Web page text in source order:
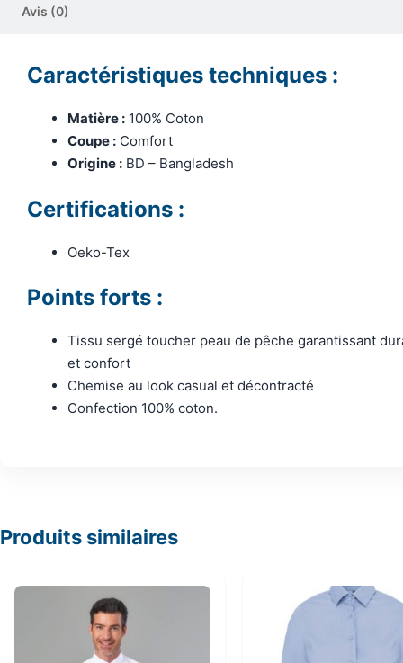
Avis (0)
Caractéristiques techniques :
Matière : 100% Coton
Coupe : Comfort
Origine : BD – Bangladesh
Certifications :
Oeko-Tex
Points forts :
Tissu sergé toucher peau de pêche garantissant
et confort
Chemise au look casual et décontracté
Confection 100% coton.
Produits similaires